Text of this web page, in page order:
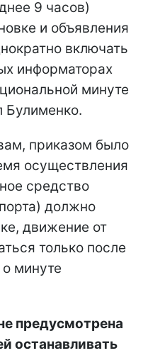
9 часов)
и объявления
включать
информаторах
минуте
Булименко.
приказом было
осуществления
средство
должно
движение от
только после
минуте
предусмотрена
останавливать